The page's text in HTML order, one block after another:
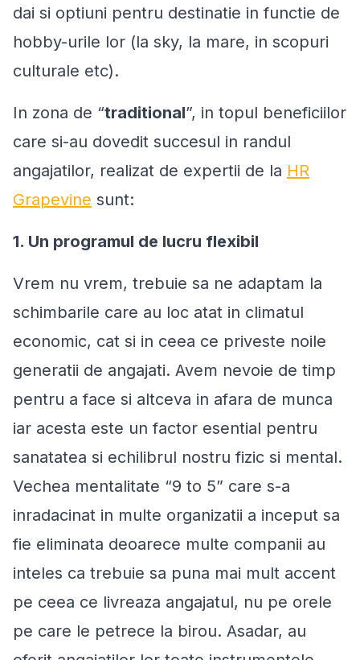
dai si optiuni pentru destinatie in functie de
hobby-urile lor (la sky, la mare, in scopuri
culturale etc).
In zona de “traditional”, in topul beneficiilor
care si-au dovedit succesul in randul
angajatilor, realizat de expertii de la HR
Grapevine sunt:
1. Un programul de lucru flexibil
Vrem nu vrem, trebuie sa ne adaptam la
schimbarile care au loc atat in climatul
economic, cat si in ceea ce priveste noile
generatii de angajati. Avem nevoie de timp
pentru a face si altceva in afara de munca
iar acesta este un factor esential pentru
sanatatea si echilibrul nostru fizic si mental.
Vechea mentalitate “9 to 5” care s-a
inradacinat in multe organizatii a inceput sa
fie eliminata deoarece multe companii au
inteles ca trebuie sa puna mai mult accent
pe ceea ce livreaza angajatul, nu pe orele
pe care le petrece la birou. Asadar, au